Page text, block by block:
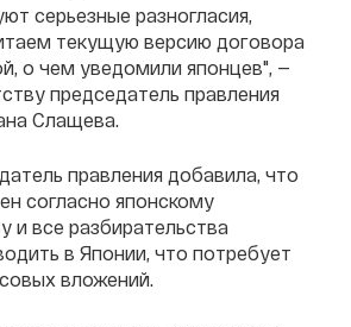
серьезные разногласия,
текущую версию договора
о чем уведомили японцев", —
председатель правления
Слащева.
правления добавила, что
согласно японскому
и все разбирательства
в Японии, что потребует
вложений.